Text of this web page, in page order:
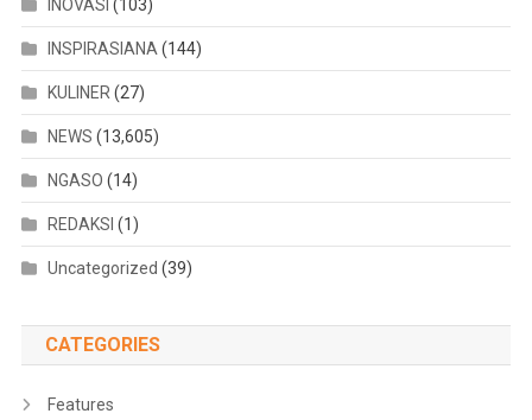
INOVASI (103)
INSPIRASIANA (144)
KULINER (27)
NEWS (13,605)
NGASO (14)
REDAKSI (1)
Uncategorized (39)
CATEGORIES
Features